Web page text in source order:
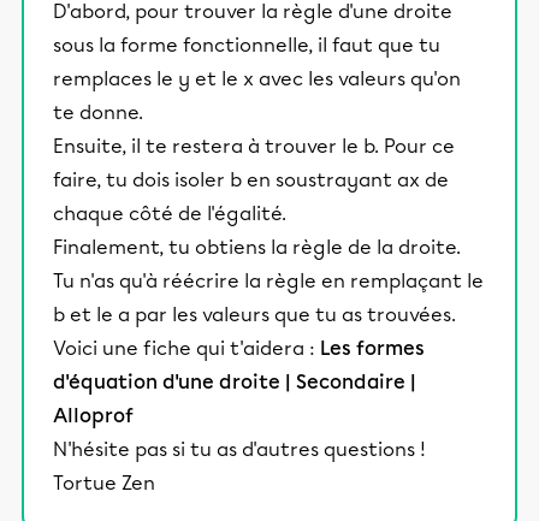
D'abord, pour trouver la règle d'une droite
sous la forme fonctionnelle, il faut que tu
remplaces le y et le x avec les valeurs qu'on
te donne.
Ensuite, il te restera à trouver le b. Pour ce
faire, tu dois isoler b en soustrayant ax de
chaque côté de l'égalité.
Finalement, tu obtiens la règle de la droite.
Tu n'as qu'à réécrire la règle en remplaçant le
b et le a par les valeurs que tu as trouvées.
Voici une fiche qui t'aidera : Les formes
d'équation d'une droite | Secondaire |
Alloprof
N'hésite pas si tu as d'autres questions !
Tortue Zen